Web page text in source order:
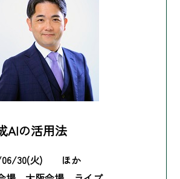
AIの活用法
06/30(火) ほか